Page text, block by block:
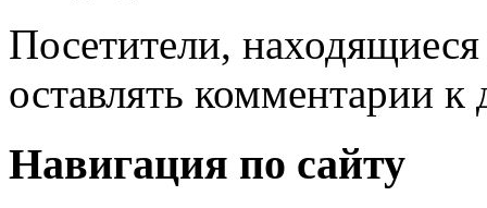
Посетители,
оставлять комментарии к
Навигация по сайту